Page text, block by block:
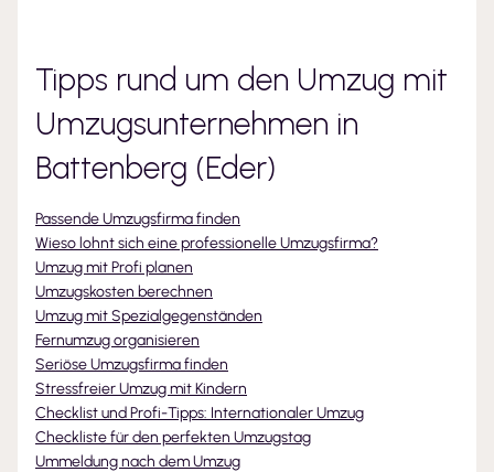
Tipps rund um den Umzug mit
Umzugsunternehmen in
Battenberg (Eder)
Passende Umzugsfirma finden
Wieso lohnt sich eine professionelle Umzugsfirma?
Umzug mit Profi planen
Umzugskosten berechnen
Umzug mit Spezialgegenständen
Fernumzug organisieren
Seriöse Umzugsfirma finden
Stressfreier Umzug mit Kindern
Checklist und Profi-Tipps: Internationaler Umzug
Checkliste für den perfekten Umzugstag
Ummeldung nach dem Umzug